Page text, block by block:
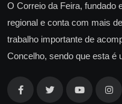
O Correio da Feira, fundado
regional e conta com mais
trabalho importante de
Concelho, sendo que esta é